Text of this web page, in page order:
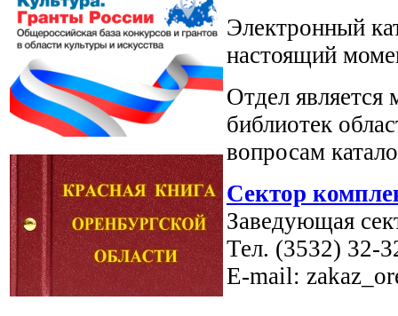
Электронный
настоящий
Отдел
библиотек
вопросам
Сектор
Заведующая
Тел. (3532) 32-
E-mail: